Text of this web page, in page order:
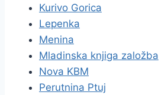
Kurivo Gorica
Lepenka
Menina
Mladinska knjiga založba
Nova KBM
Perutnina Ptuj